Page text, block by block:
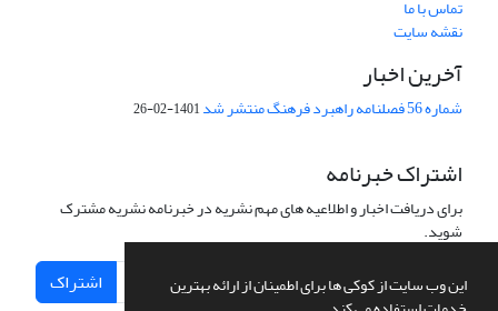
این وب سایت از کوکی ها برای اطمینان از ارائه بهترین
تماس با ما
نقشه سایت
آخرین اخبار
شماره 56 فصلنامه راهبرد فرهنگ منتشر شد 1401-02-26
اشتراک خبرنامه
برای دریافت اخبار و اطلاعیه های مهم نشریه در خبرنامه نشریه مشترک
شوید.
اشتراک